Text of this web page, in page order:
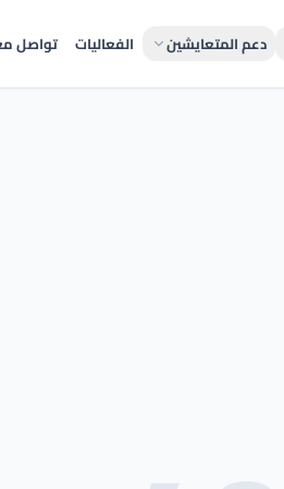
دعم المتعايشين الفعاليات تواصل